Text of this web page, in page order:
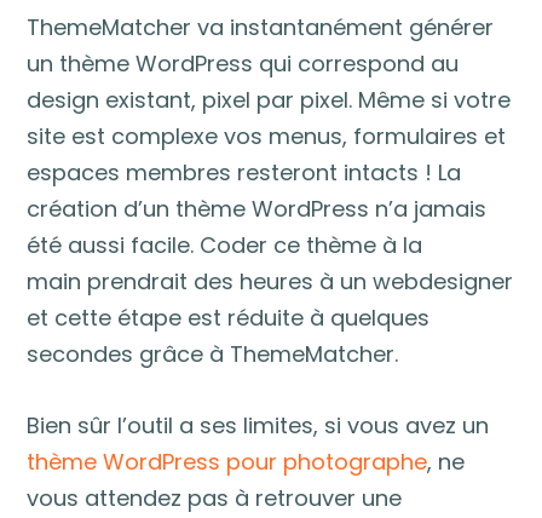
ThemeMatcher va instantanément générer
un thème WordPress qui correspond au
design existant, pixel par pixel. Même si votre
site est complexe vos menus, formulaires et
espaces membres resteront intacts ! La
création d’un thème WordPress n’a jamais
été aussi facile. Coder ce thème à la
main prendrait des heures à un webdesigner
et cette étape est réduite à quelques
secondes grâce à ThemeMatcher.
Bien sûr l’outil a ses limites, si vous avez un
thème WordPress pour photographe, ne
vous attendez pas à retrouver une